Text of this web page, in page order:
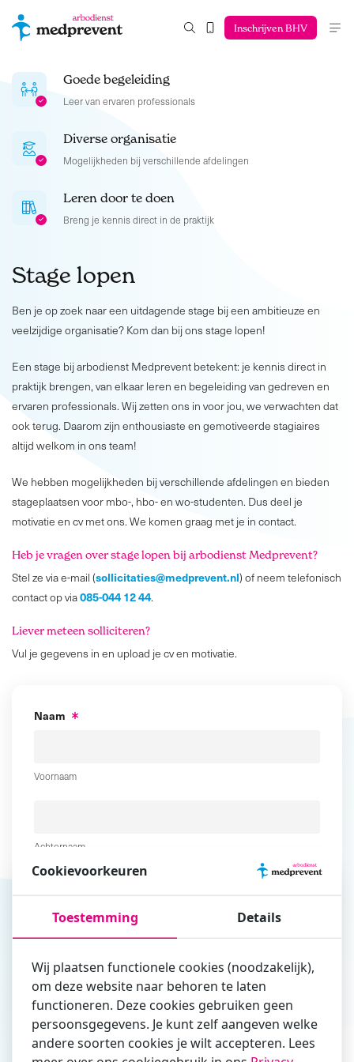
Inschrijven BHV
Goede begeleiding
Leer van ervaren professionals
Diverse organisatie
Mogelijkheden bij verschillende afdelingen
Leren door te doen
Breng je kennis direct in de praktijk
Stage lopen
Ben je op zoek naar een uitdagende stage bij een ambitieuze en
veelzijdige organisatie? Kom dan bij ons stage lopen!
Een stage bij arbodienst Medprevent betekent: je kennis direct in
praktijk brengen, van elkaar leren en begeleiding van gedreven en
ervaren professionals. Wij zetten ons in voor jou, we verwachten dat
ook terug. Daarom zijn enthousiaste en gemotiveerde stagiaires
altijd welkom in ons team!
We hebben mogelijkheden bij verschillende afdelingen en bieden
stageplaatsen voor mbo-, hbo- en wo-studenten. Dus deel je
motivatie en cv met ons. We komen graag met je in contact.
Heb je vragen over stage lopen bij arbodienst Medprevent?
Stel ze via e-mail (sollicitaties@medprevent.nl) of neem telefonisch
contact op via085-044 12 44.
Liever meteen solliciteren?
Vul je gegevens in en upload je cv en motivatie.
Naam
Voornaam
Achternaam
E-mailadres
Upload hier je cv (en motivatie)
Cookievoorkeuren
Toestemming Details
Wij plaatsen functionele cookies (noodzakelijk),
om deze website naar behoren te laten
functioneren. Deze cookies gebruiken geen
persoonsgegevens. Je kunt zelf aangeven welke
andere soorten cookies je wilt accepteren. Lees